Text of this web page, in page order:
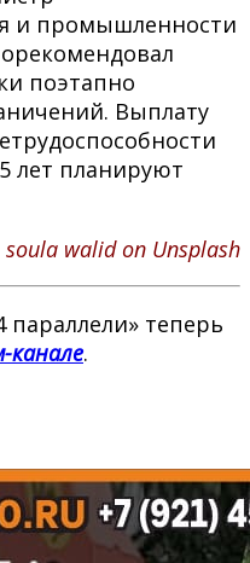
и промышленности
поэтапно
Выплату
лет планируют
walid on Unsplash
параллели» теперь
канале.